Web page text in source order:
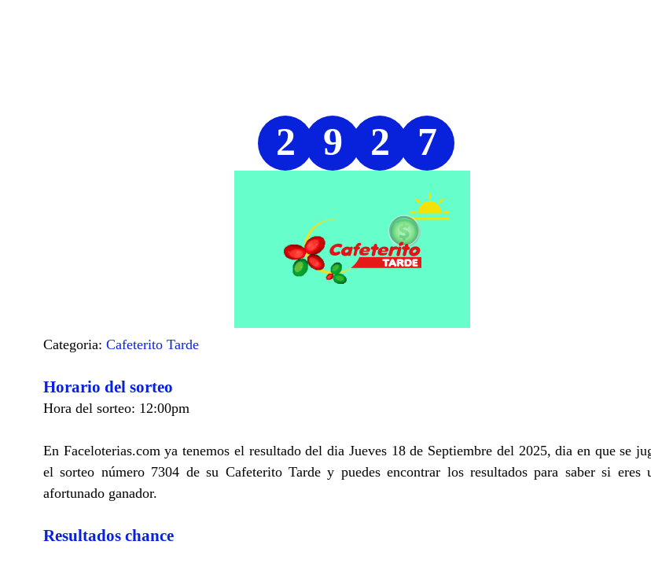
2 9 2 7
Categoria: Cafeterito Tarde
Horario del sorteo
Hora del sorteo: 12:00pm
En Faceloterias.com ya tenemos el resultado del dia Jueves 18 de Septiembre del 2025, dia en que se
el sorteo número 7304 de su Cafeterito Tarde y puedes encontrar los resultados para saber si eres
afortunado ganador.
Resultados chance